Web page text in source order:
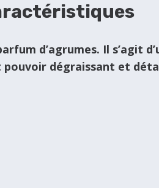
d’agrumes. Il s’agit
dégraissant et